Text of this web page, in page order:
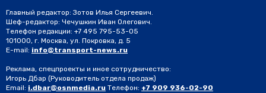
Главный редактор: Зотов Илья Сергеевич.
Шеф-редактор: Чечушкин Иван Олегович.
Телефон редакции: +7 495 795-53-05
101000, г. Москва, ул. Покровка, д. 5
E-mail: info@transport-news.ru
Реклама, спецпроекты и иное сотрудничество:
Игорь Дбар (Руководитель отдела продаж)
Email: i.dbar@osnmedia.ru Телефон: +7 909 936-02-90